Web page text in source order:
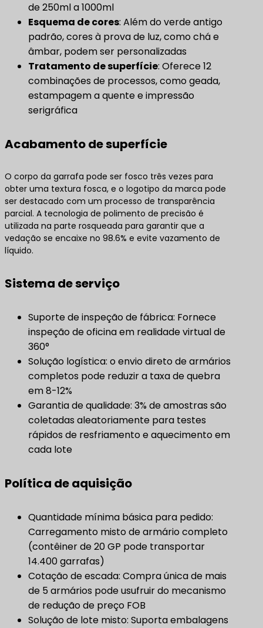
de 250ml a 1000ml
Esquema de cores: Além do verde antigo
padrão, cores à prova de luz, como chá e
âmbar, podem ser personalizadas
Tratamento de superfície: Oferece 12
combinações de processos, como geada,
estampagem a quente e impressão
serigráfica
Acabamento de superfície
O corpo da garrafa pode ser fosco três vezes para
obter uma textura fosca, e o logotipo da marca pode
ser destacado com um processo de transparência
parcial. A tecnologia de polimento de precisão é
utilizada na parte rosqueada para garantir que a
vedação se encaixe no 98.6% e evite vazamento de
líquido.
Sistema de serviço
Suporte de inspeção de fábrica: Fornece
inspeção de oficina em realidade virtual de
360°
Solução logística: o envio direto de armários
completos pode reduzir a taxa de quebra
em 8-12%
Garantia de qualidade: 3% de amostras são
coletadas aleatoriamente para testes
rápidos de resfriamento e aquecimento em
cada lote
Política de aquisição
Quantidade mínima básica para pedido:
Carregamento misto de armário completo
(contêiner de 20 GP pode transportar
14.400 garrafas)
Cotação de escada: Compra única de mais
de 5 armários pode usufruir do mecanismo
de redução de preço FOB
Solução de lote misto: Suporta embalagens